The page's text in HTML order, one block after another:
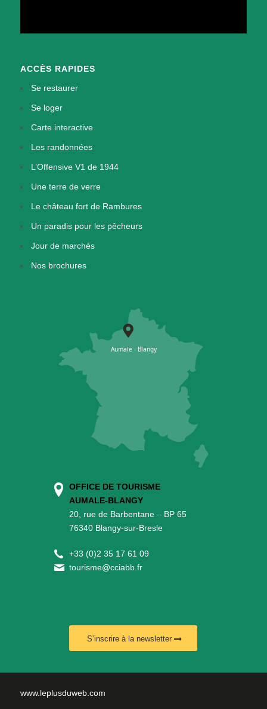
ACCÈS RAPIDES
Se restaurer
Se loger
Carte interactive
Les randonnées
L’Offensive V1 de 1944
Une terre de verre
Le château fort de Rambures
Un paradis pour les pêcheurs
Jour de marchés
Nos brochures
OFFICE DE TOURISME
AUMALE-BLANGY
20, rue de Barbentane – BP 65
76340 Blangy-sur-Bresle
+33 (0)2 35 17 61 09
tourisme@cciabb.fr
S’inscrire à la newsletter
www.leplusduweb.com